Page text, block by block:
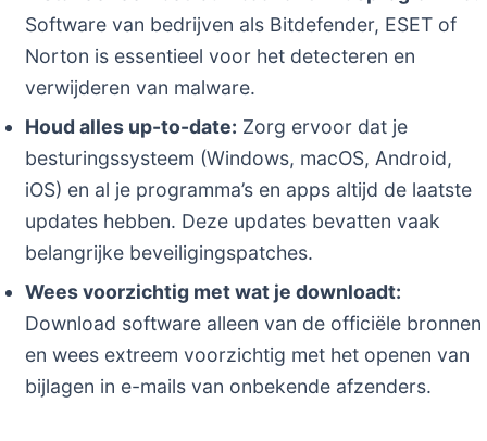
Software van bedrijven als Bitdefender, ESET of
Norton is essentieel voor het detecteren en
verwijderen van malware.
Houd alles up-to-date: Zorg ervoor dat je
besturingssysteem (Windows, macOS, Android,
iOS) en al je programma’s en apps altijd de laatste
updates hebben. Deze updates bevatten vaak
belangrijke beveiligingspatches.
Wees voorzichtig met wat je downloadt:
Download software alleen van de officiële bronnen
en wees extreem voorzichtig met het openen van
bijlagen in e-mails van onbekende afzenders.